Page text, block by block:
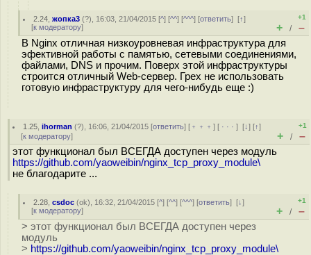
2.24 ,жопка3 (?), 16:03, 21/04/2015 [^] [^^] [^^^] [ответить][↑]
[к модератору]
+1
+ / –
В Nginx отличная низкоуровневая инфраструктура для
эфективной работы с памятью, сетевыми соединениями,
файлами, DNS и прочим. Поверх этой инфраструктуры
строится отличный Web-сервер. Грех не использовать
готовую инфраструктуру для чего-нибудь еще :)
1.25 ,ihorman (?), 16:06, 21/04/2015 [ответить] [ ﹢﹢﹢] [ · · ·][↓] [↑]
[к модератору]
+1
+ / –
этот функционал был ВСЕГДА доступен через модуль
https://github.com/yaoweibin/nginx_tcp_proxy_module\
не благодарите ...
2.28 ,csdoc (ok), 16:32, 21/04/2015 [^] [^^] [^^^] [ответить][↓]
[к модератору]
+1
+ / –
> этот функционал был ВСЕГДА доступен через
модуль
> https://github.com/yaoweibin/nginx_tcp_proxy_module\